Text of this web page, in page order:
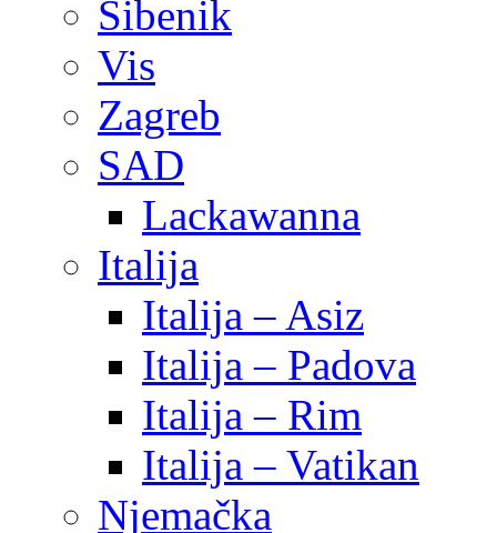
Šibenik
Vis
Zagreb
SAD
Lackawanna
Italija
Italija – Asiz
Italija – Padova
Italija – Rim
Italija – Vatikan
Njemačka